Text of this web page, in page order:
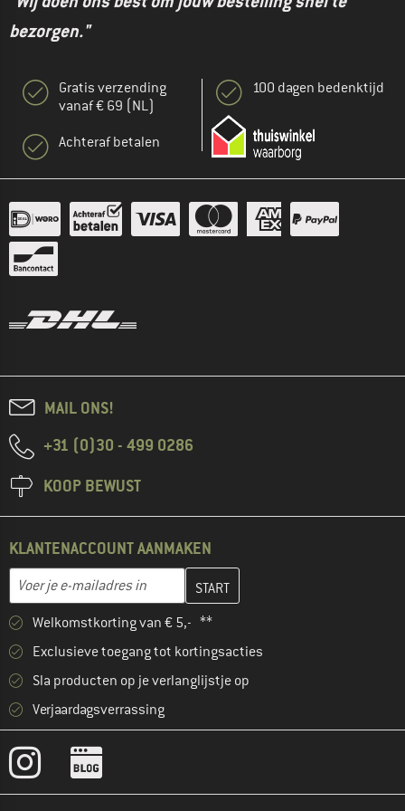
bezorgen."
Gratis verzending
vanaf € 69 (NL)
Achteraf betalen
100 dagen bedenktijd
MAIL ONS!
+31 (0)30 - 499 0286
KOOP BEWUST
KLANTENACCOUNT AANMAKEN
E-mailadres
Vul je e-mailadres hier in en maak in de volgende stap je
Welkomstkorting van € 5,- **
Exclusieve toegang tot kortingsacties
Sla producten op je verlanglijstje op
Verjaardagsverrassing